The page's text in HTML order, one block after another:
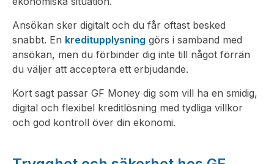
Ansökan sker digitalt och du får oftast besked
snabbt. En kreditupplysning görs i samband med
ansökan, men du förbinder dig inte till något förrän
du väljer att acceptera ett erbjudande.
Kort sagt passar GF Money dig som vill ha en smidig,
digital och flexibel kreditlösning med tydliga villkor
och god kontroll över din ekonomi.